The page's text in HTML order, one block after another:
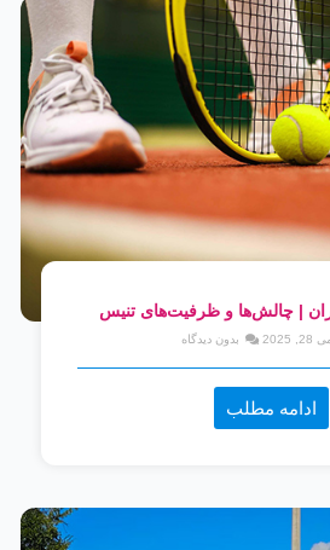
| چالش‌ها و ظرفیت‌های تنیس
2025 بدون دیدگاه
ادامه مطلب